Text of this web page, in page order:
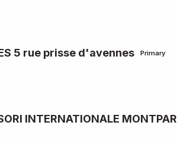
5 rue prisse d'avennes Primary
INTERNATIONALE